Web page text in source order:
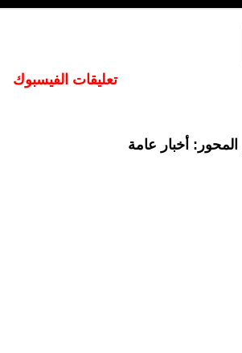
تعليقات الفيسبوك
أخبار عامة